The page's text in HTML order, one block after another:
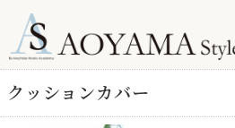
クッションカバー